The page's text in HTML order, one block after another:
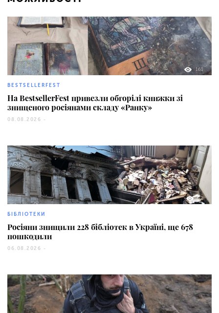
161
BESTSELLERFEST
На BestsellerFest привезли обгорілі книжки зі
знищеного росіянами складу «Ранку»
08.08.2026 -
92
БІБЛІОТЕКИ
Росіяни знищили 228 бібліотек в Україні, ще 678
пошкодили
06.08.2026 -